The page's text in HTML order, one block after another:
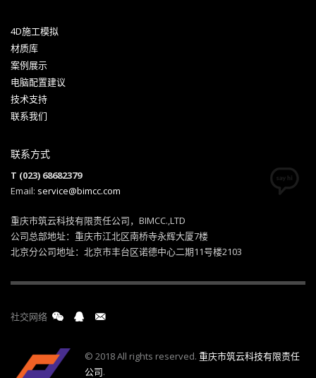
4D施工模拟
材质库
案例展示
电脑配置建议
技术支持
联系我们
联系方式
T (023) 68682379
Email: service@bimcc.com
重庆市筑云科技有限责任公司，BIMCC.,LTD
公司总部地址：重庆市江北区南桥寺永辉大厦7楼
北京分公司地址：北京市丰台区诺德中心二期11号楼2103
社交网络
© 2018 All rights reserved. 重庆市筑云科技有限责任
公司.